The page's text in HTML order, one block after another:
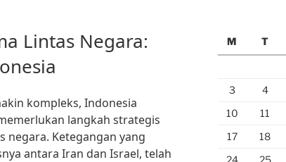
Lintas Negara:
kompleks, Indonesia
langkah strategis
negara. Ketegangan yang
antara Iran dan Israel, telah
M
T
3
4
10
11
17
18
24
25